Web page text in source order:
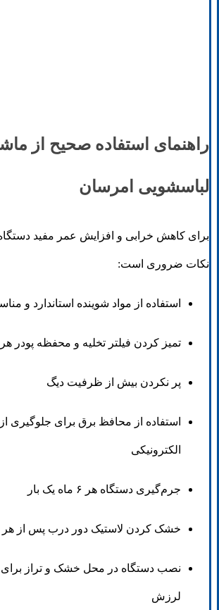
راهنمای استفاده صحیح از
لباسشویی امرسان
برای کاهش خرابی و افزایش عمر مفید
نکات ضروری است:
استفاده از مواد شوینده استاندارد و
تمیز کردن فیلتر تخلیه و محفظه پودر هر ۱ تا ۲ ماه
پر نکردن بیش از ظرفیت دیگ
استفاده از محافظ برق برای جلوگیری
الکترونیکی
جرم‌گیری دستگاه هر ۶ ماه یک بار
خشک کردن لاستیک دور درب پس از
نصب دستگاه در محل خشک و تراز برای
لرزش